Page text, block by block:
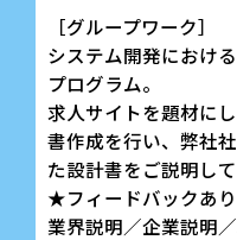
［グループワーク］
システム開発におけ
プログラム。
求人サイトを題材に
書作成を行い、弊社
た設計書をご説明して
★フィードバックあり
業界説明／企業説明